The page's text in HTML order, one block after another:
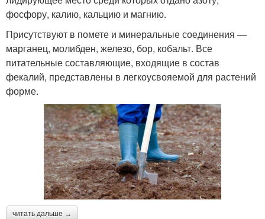
фосфору, калию, кальцию и магнию.
Присутствуют в помете и минеральные соединения —
марганец, молибден, железо, бор, кобальт. Все
питательные составляющие, входящие в состав
фекалий, представлены в легкоусвояемой для растений
форме.
читать дальше →